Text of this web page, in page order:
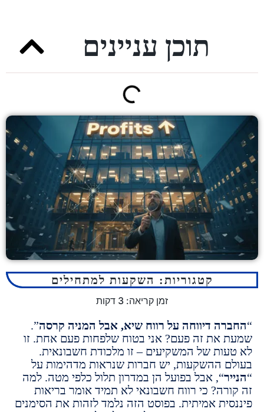
תוכן עניינים
קטגוריות:השקעות למתחילים
זמן קריאה: 3 דקות
דיווחה על רווח שיא, אבל המניה קרסה”.
את זה פעם? אני בטוח שלפחות פעם אחת.זו
של המשקיעים – זו מלכודת חשבונאית.
ההשקעות, יש חברות שנראות מדהימות על
“,אבל בפועל הן במדרון תלול כלפי מטה.למה
כי רווח חשבונאי לא תמיד אומרבריאות
אמיתית .בפוסט הזה נלמד לזהות את הסימנים